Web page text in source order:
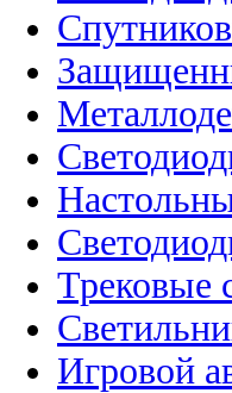
Трековые
Игровой